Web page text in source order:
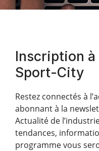
Inscription
Sport-City
Restez connectés à
abonnant à la
Actualité de
tendances,
programme vous